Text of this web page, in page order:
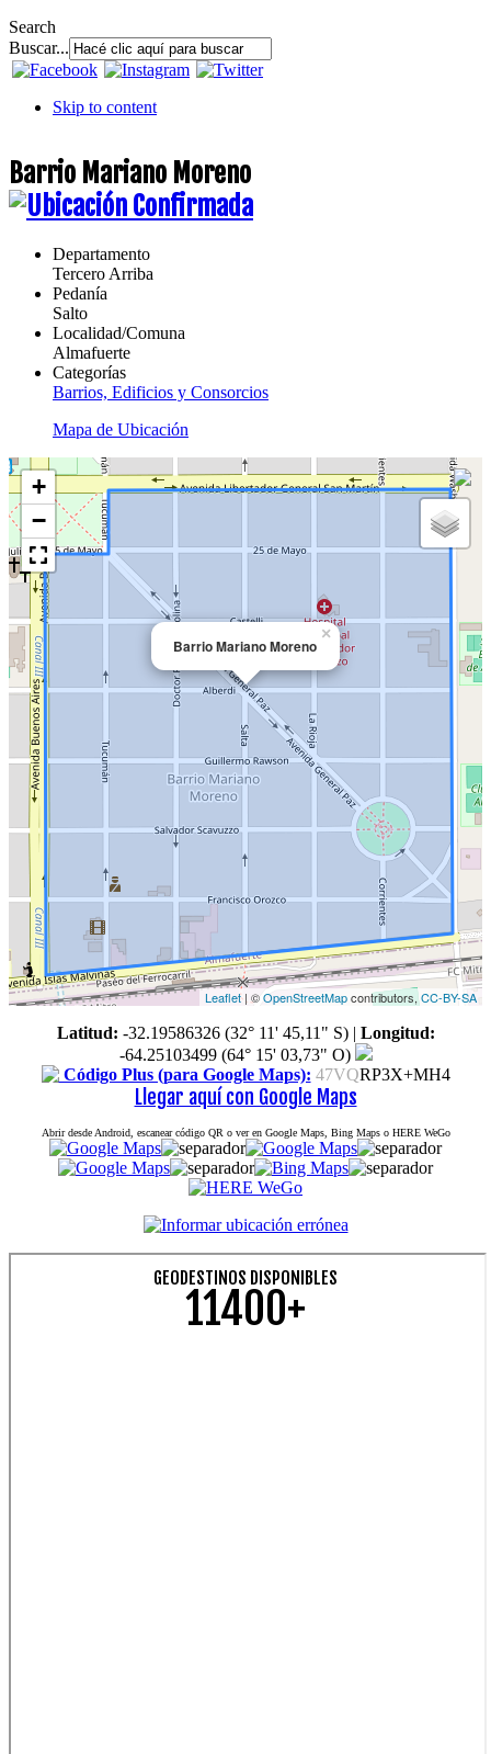
Search
Buscar...
Skip to content
Barrio Mariano Moreno
Departamento
Tercero Arriba
Pedanía
Salto
Localidad/Comuna
Almafuerte
Categorías
Barrios, Edificios y Consorcios
Mapa de Ubicación
Barrio Mariano Moreno
×
+
−
Leaflet| ©OpenStreetMapcontributors,CC-BY-SA
Latitud: -32.19586326 (32° 11' 45,11" S)| Longitud:
-64.25103499 (64° 15' 03,73" O)
Código Plus (para Google Maps): 47VQRP3X+MH4
Llegar aquí con Google Maps
Abrir desde Android, escanear código QR o ver en Google Maps, Bing Maps o HERE WeGo
GEODESTINOS DISPONIBLES
11400+